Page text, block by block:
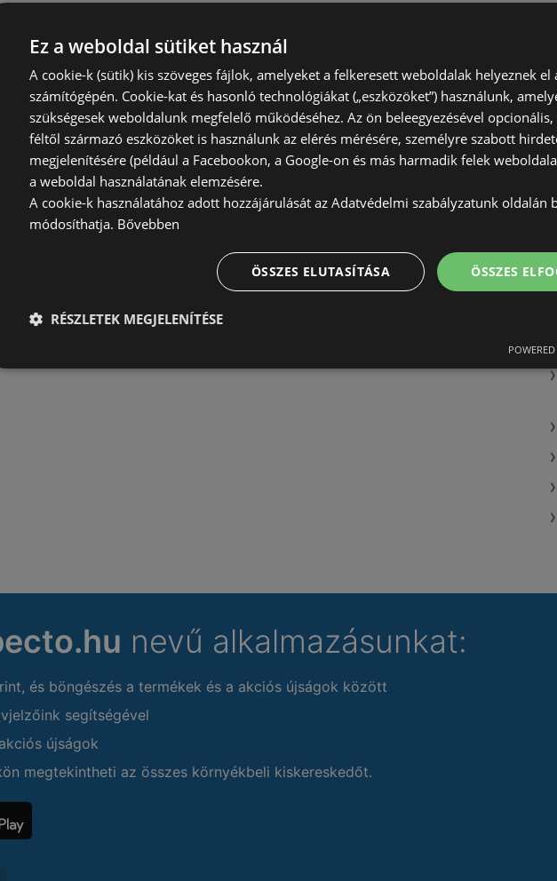
nevű alkalmazásunkat:
és böngészés a termékek és a akciós újságok között
segítségével
újságok
megtekintheti az összes környékbeli kiskereskedőt.
Ez a weboldal sütiket használ
A cookie-k (sütik) kis szöveges fájlok, amelyeket a felkeresett weboldalak helyeznek el
számítógépén. Cookie-kat és hasonló technológiákat („eszközöket”) használunk,
szükségesek weboldalunk megfelelő működéséhez. Az ön beleegyezésével
féltől származó eszközöket is használunk az elérés mérésére, személyre szabott
megjelenítésére (például a Facebookon, a Google-on és más harmadik felek
a weboldal használatának elemzésére.
A cookie-k használatához adott hozzájárulását az Adatvédelmi szabályzatunk oldalán
módosíthatja. Bővebben
ÖSSZES
ÖSSZES ELUTASÍTÁSA
RÉSZLETEK MEGJELENÍTÉSE